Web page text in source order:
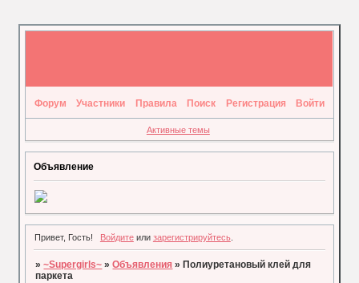
Форум Участники Правила Поиск Регистрация Войти
Активные темы
Объявление
Привет, Гость! Войдитеили зарегистрируйтесь.
»~Supergirls~ »Объявления »Полиуретановый клей для
паркета